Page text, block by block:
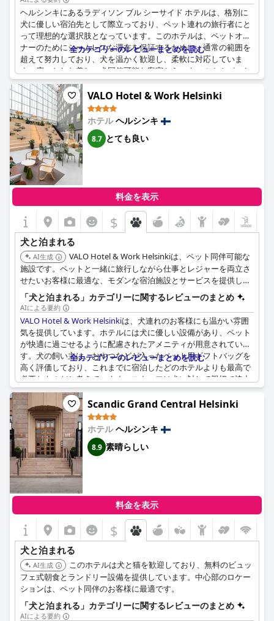
ヘルシンキにあるラディソン ブル シーサイド ホテルは、格別に
犬に優しい宿泊先として際立っており、ペット連れの旅行者にと
って理想的な選択肢となっています。このホテルは、ペットオー
ナーのためにシームレスな滞在を保証するために、通常の範囲を
超えて努力しており、犬を温かく歓迎し、柔軟に対応していま
す。広々とした美しい犬同伴可能な客室から、ウェルカムパッケ
ージやスナックなどの行き届いたアメニティまで、あらゆるディ
テールが毛むくじゃらのお供のニーズに応えています。
宿泊客は、ホテル周辺の快適な雰囲気と犬に優しいエリアを強調
しており、犬好きにはぴったりの場所となっています。犬への配
慮は明らかで、ペットは丁重に扱われ、あらゆる面で配慮されて
います。ホテルには、高性能なWiFi、優れた家族向け設備、そし
て素晴らしいジムもあり、全体的な魅力を高めています。
ペット1匹につき1泊あたり20ユーロの料金がかかりますが、多く
の訪問者は、温かい歓迎と包括的な犬用アメニティを考慮する
と、追加費用は正当化されると感じています。このペットフレン
ドリーなホテルは間違いなく犬にとって居心地の良い環境を提供
し、ペットとそのオーナーの両方が快適で楽しい滞在を過ごせる
ようにしています。
全カテゴリーのレビューまとめを読む
VALO Hotel & Work Helsinki
ホテルヘルシンキ
8.7 とても良い
料金を表示
$
犬と泊まれる
AI生成
VALO Hotel & Work Helsinkiは、ペット同伴可能な
施設です。ペットと一緒に旅行しながら仕事とレジャーを両立さ
せたいお客様に最適な、モダンな宿泊施設とサービスを提供して
います。
「犬と泊まれる」カテゴリーに関するレビューのまとめ
AIによる要約
VALO Hotel & Work Helsinkiは、犬連れのお客様にも温かい雰囲
気を提供しています。ホテルには犬に優しい設備があり、ペット
が快適に過ごせるように配慮されたアメニティが用意されていま
す。犬の飼い主は、おやつなどが入ったペット用ギフトバッグを
高く評価しており、これまでに宿泊したどのホテルよりも最高で
必要なものだと考えています。スタッフは犬に対して親切で協力
的であり、多くのゲストが滞在中に他の犬と交流できたことを喜
んでいます。
ホテルの環境はペットフレンドリーに設計されており、犬が自由
に歩き回れる指定エリアがありますが、ホテルの一部のエリアで
はペットのアクセスが制限されています。床以外に犬が寝るため
の特定の場所はありませんが、全体的な体験は犬の飼い主にとっ
てポジティブなものです。ホテルのアプローチと設備は、犬との
頻繁な訪問に最適な選択肢であり、ペットと飼い主の両方にとっ
て素晴らしい体験を提供しています。
全カテゴリーのレビューまとめを読む
Scandic Grand Central Helsinki
ホテルヘルシンキ
8.9 素晴らしい
料金を表示
$
犬と泊まれる
AI生成
このホテルは犬と猫を歓迎しており、無料のビュッ
フェ式朝食とランドリー設備を提供しています。中心部のロケー
ションは、ペット同伴のお客様に最適です。
「犬と泊まれる」カテゴリーに関するレビューのまとめ
AIによる要約